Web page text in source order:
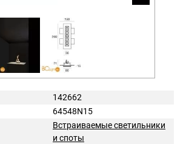
142662
64548N15
Встраиваемые светильники
и споты